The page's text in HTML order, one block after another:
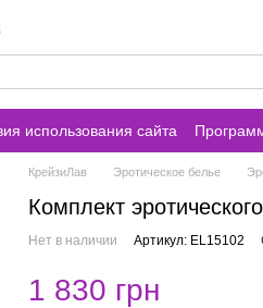
использования сайта
КрейзиЛав Эротическое белье
Комплект
Нет в наличии Артикул: EL15102
1 830 грн